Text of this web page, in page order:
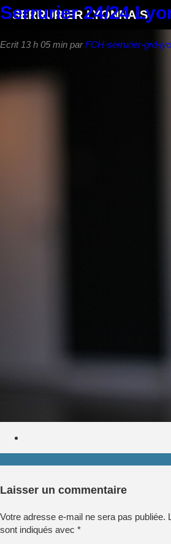
SERRURIER LYONNAIS
Serrurier 24/24
Ecrit 13 h 05 min parFCH-serrurier-grd-
Laisser un commentaire
Votre adresse e-mail ne sera pas publiée.
sont indiqués avec *